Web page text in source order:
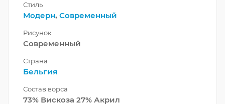
Стиль
Модерн, Современный
Рисунок
Современный
Страна
Бельгия
Состав ворса
73% Вискоза 27% Акрил